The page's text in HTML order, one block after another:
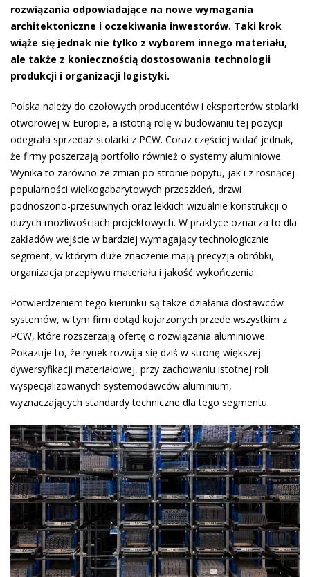
rozwiązania odpowiadające na nowe wymagania
architektoniczne i oczekiwania inwestorów. Taki krok
wiąże się jednak nie tylko z wyborem innego materiału,
ale także z koniecznością dostosowania technologii
produkcji i organizacji logistyki.
Polska należy do czołowych producentów i eksporterów stolarki
otworowej w Europie, a istotną rolę w budowaniu tej pozycji
odegrała sprzedaż stolarki z PCW. Coraz częściej widać jednak,
że firmy poszerzają portfolio również o systemy aluminiowe.
Wynika to zarówno ze zmian po stronie popytu, jak i z rosnącej
popularności wielkogabarytowych przeszkleń, drzwi
podnoszono-przesuwnych oraz lekkich wizualnie konstrukcji o
dużych możliwościach projektowych. W praktyce oznacza to dla
zakładów wejście w bardziej wymagający technologicznie
segment, w którym duże znaczenie mają precyzja obróbki,
organizacja przepływu materiału i jakość wykończenia.
Potwierdzeniem tego kierunku są także działania dostawców
systemów, w tym firm dotąd kojarzonych przede wszystkim z
PCW, które rozszerzają ofertę o rozwiązania aluminiowe.
Pokazuje to, że rynek rozwija się dziś w stronę większej
dywersyfikacji materiałowej, przy zachowaniu istotnej roli
wyspecjalizowanych systemodawców aluminium,
wyznaczających standardy techniczne dla tego segmentu.